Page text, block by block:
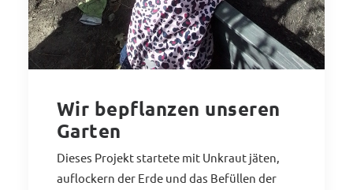
Wir bepflanzen unseren
Garten
Dieses Projekt startete mit Unkraut jäten,
auflockern der Erde und das Befüllen der